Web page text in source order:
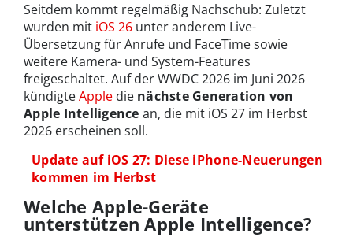
Seitdem kommt regelmäßig Nachschub: Zuletzt
wurden mit iOS 26 unter anderem Live-
Übersetzung für Anrufe und FaceTime sowie
weitere Kamera- und System-Features
freigeschaltet. Auf der WWDC 2026 im Juni 2026
kündigteApple die nächste Generation von
Apple Intelligence an, die mit iOS 27 im Herbst
2026 erscheinen soll.
Update auf iOS 27: Diese iPhone-Neuerungen
kommen im Herbst
Welche Apple-Geräte
unterstützen Apple Intelligence?